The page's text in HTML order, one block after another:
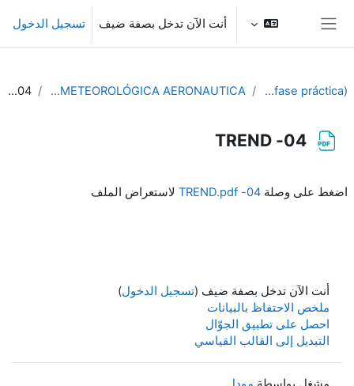
تخطى إلى المحتوى الرئيسي
أنت الآن تدخل بصفة ضيف تسجيل الدخول
PIB-M 3ª Edición (fase práctica)
SEMANA 2: PRÁCTICAS DE PREDICCION METEOROLÓGICA AERONAUTICA
04- TREND
04- TREND
اضغط على وصلة 04- TREND.pdf لاستعراض الملف
أنت الآن تدخل بصفة ضيف (تسجيل الدخول)
ملخص الاحتفاظ بالبيانات
احصل على تطبيق الجوّال
التبديل إلى القالب القياسي